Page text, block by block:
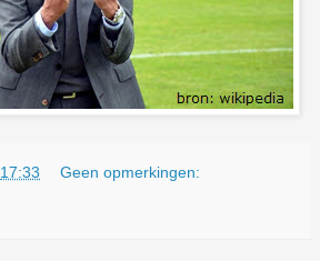
17:33 Geen opmerkingen: